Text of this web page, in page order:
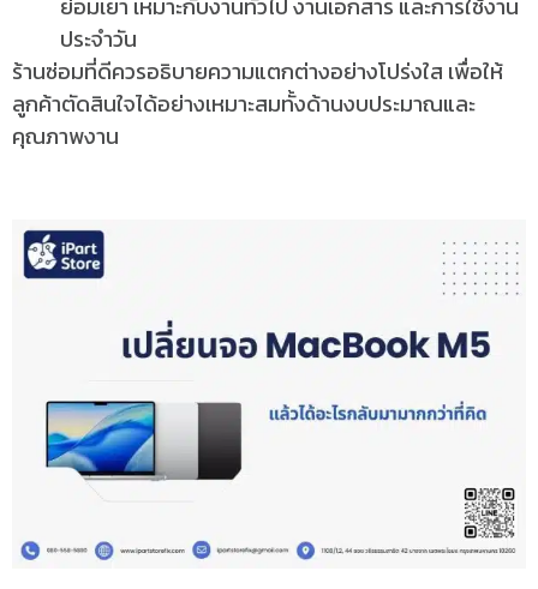
ย่อมเยา เหมาะกับงานทั่วไป งานเอกสาร และการใช้งาน
ประจำวัน
ร้านซ่อมที่ดีควรอธิบายความแตกต่างอย่างโปร่งใส เพื่อให้
ลูกค้าตัดสินใจได้อย่างเหมาะสมทั้งด้านงบประมาณและ
คุณภาพงาน